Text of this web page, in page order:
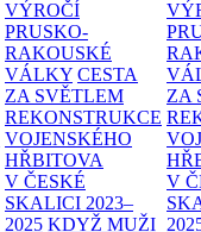
VÝROČÍ
PRUSKO-
RAKOUSKÉ
VÁLKY CESTA
ZA SVĚTLEM
REKONSTRUKCE
VOJENSKÉHO
HŘBITOVA
V ČESKÉ
SKALICI 2023–
2025 KDYŽ MUŽI
ZA
V